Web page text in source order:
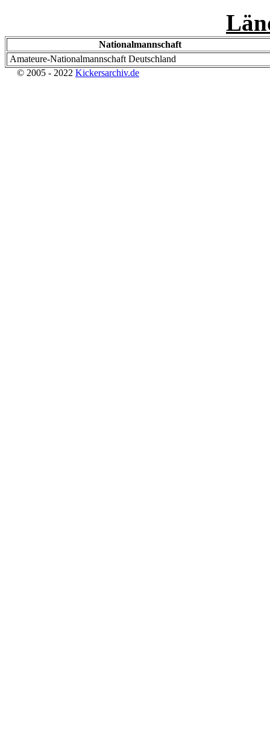
Nationalmannschaft
Amateure-Nationalmannschaft Deutschland
© 2005 - 2022 Kickersarchiv.de